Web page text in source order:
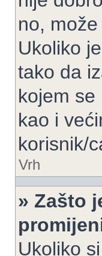
no,
Ukoliko
tako da
kojem
kao i
korisnik/
Vrh
» Zašto
Ukoliko